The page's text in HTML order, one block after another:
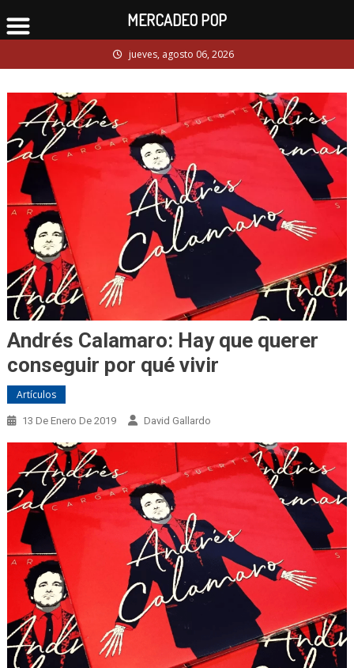
to
jueves, agosto 06, 2026
Andrés Calamaro: Hay que querer
conseguir por qué vivir
Artículos
13 De Enero De 2019 David Gallardo
MERCADEO POP